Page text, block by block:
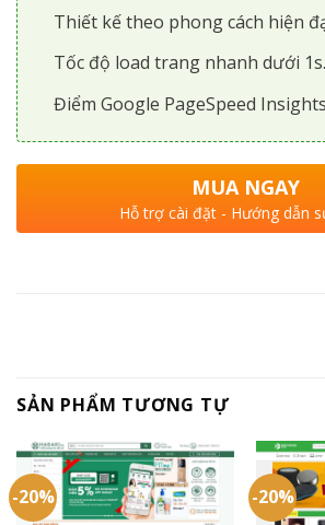
Thiết kế theo phong cách hiện
Tốc độ load trang nhanh dưới 1s.
Điểm Google PageSpeed Insights
MUA NGAY
Hỗ trợ cài đặt - Hướng dẫn
SẢN PHẨM TƯƠNG TỰ
-20% -20%